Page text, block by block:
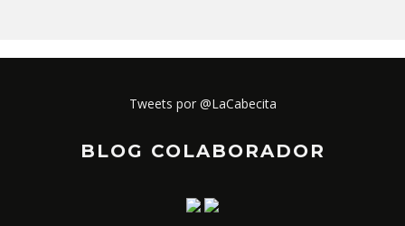
Tweets por @LaCabecita
BLOG COLABORADOR